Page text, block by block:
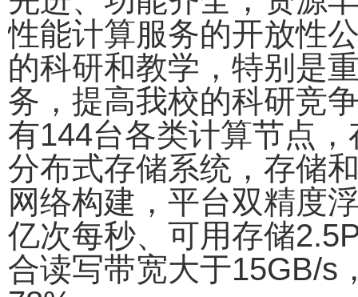
性能计算服务的开放性
的科研和教学，特别是
务，提高我校的科研竞
有144台各类计算节点
分布式存储系统，存储
网络构建，平台双精度
亿次每秒、可用存储
合读写带宽大于15GB/s